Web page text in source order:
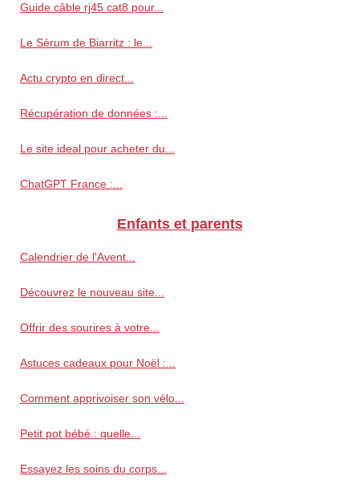
Guide câble rj45 cat8 pour...
Le Sérum de Biarritz : le...
Actu crypto en direct...
Récupération de données :...
Le site ideal pour acheter du...
ChatGPT France :...
Enfants et parents
Calendrier de l'Avent...
Découvrez le nouveau site...
Offrir des sourires à votre...
Astuces cadeaux pour Noël :...
Comment apprivoiser son vélo...
Petit pot bébé : quelle...
Essayez les soins du corps...